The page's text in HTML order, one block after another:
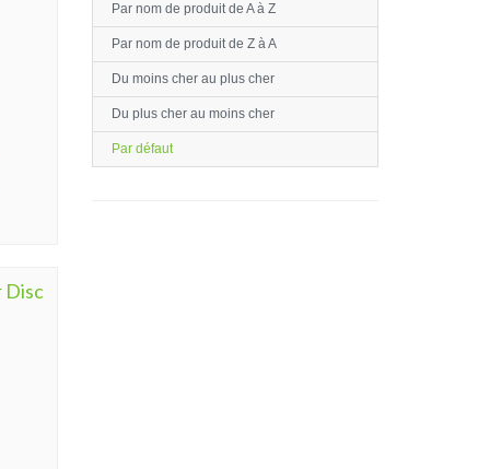
Disc
Par nom de produit de A à Z
Par nom de produit de Z à A
Du moins cher au plus cher
Du plus cher au moins cher
Par défaut